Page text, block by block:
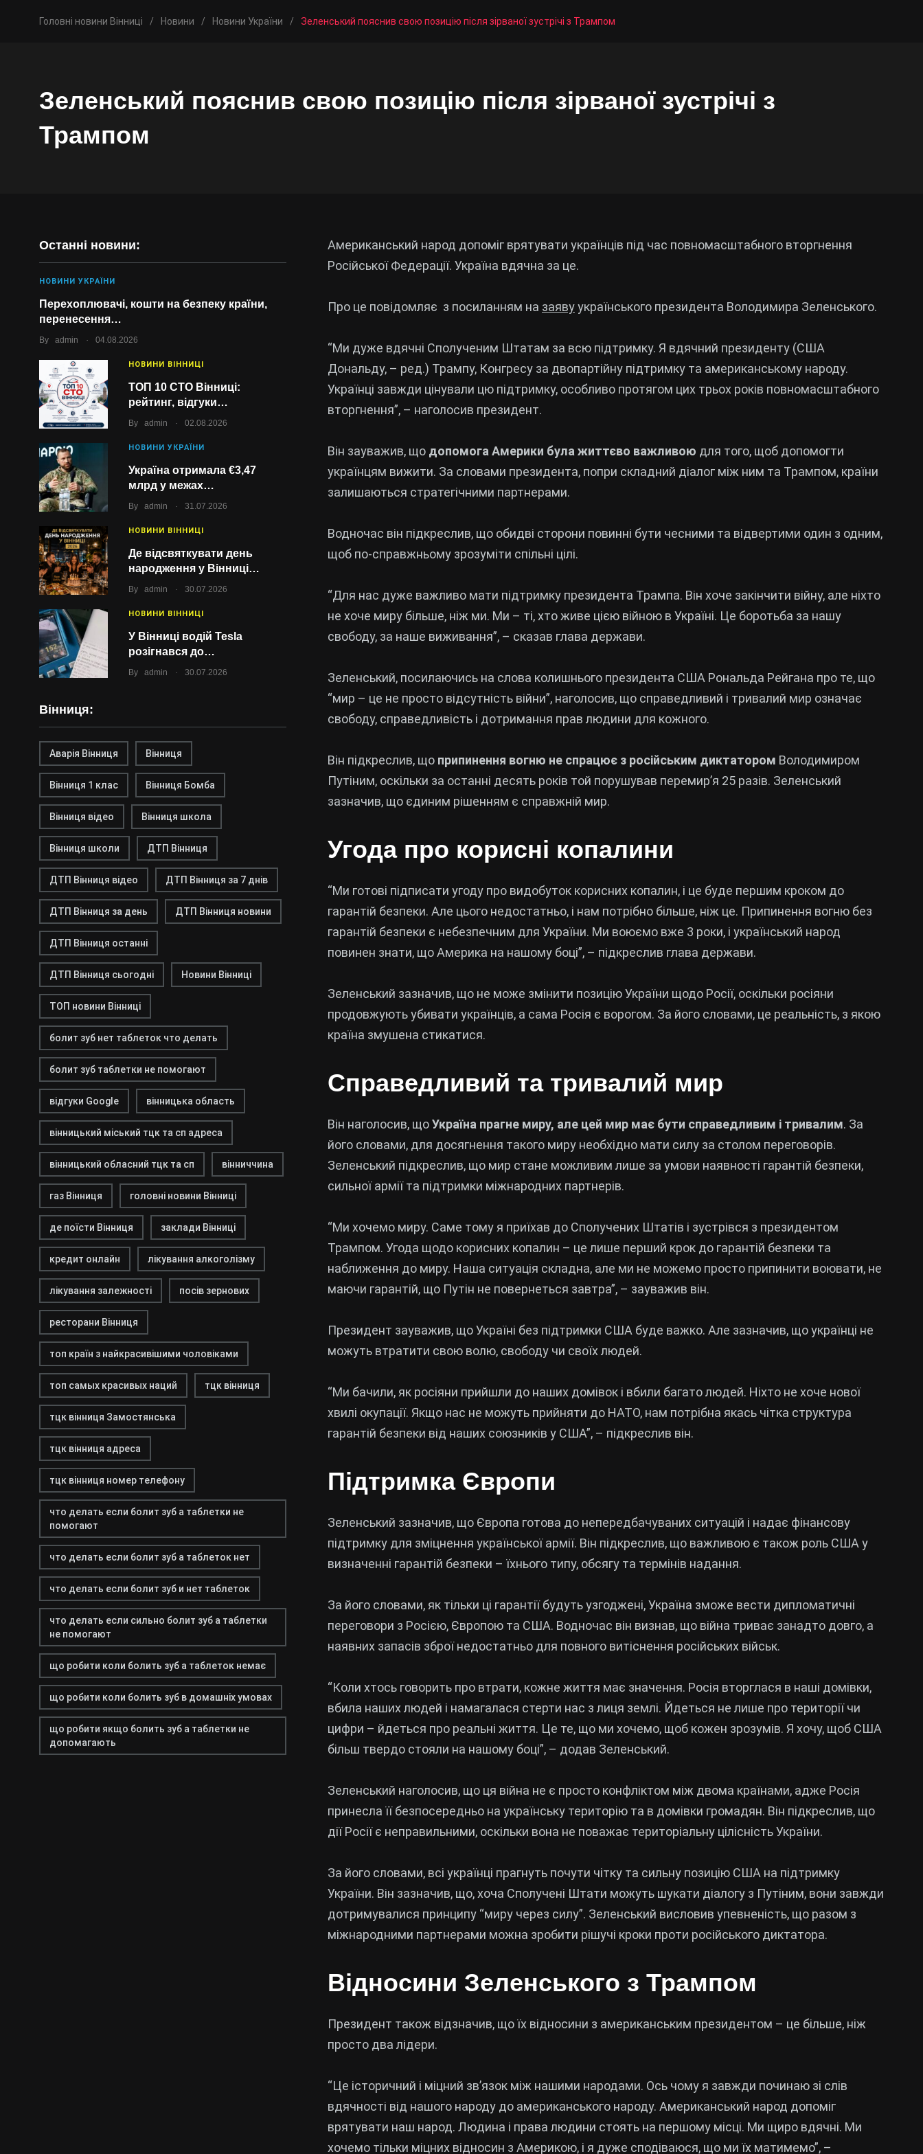
Головні новини Вінниці / Новини / Новини України / Зеленський пояснив свою позицію після зірваної зустрічі з Трампом
Зеленський пояснив свою позицію після зірваної зустрічі з
Трампом
Останні новини:
НОВИНИ УКРАЇНИ
Перехоплювачі, кошти на безпеку країни,
перенесення…
By admin . 04.08.2026
НОВИНИ ВІННИЦІ
ТОП 10 СТО Вінниці:
рейтинг, відгуки…
By admin . 02.08.2026
НОВИНИ УКРАЇНИ
Україна отримала €3,47
млрд у межах…
By admin . 31.07.2026
НОВИНИ ВІННИЦІ
Де відсвяткувати день
народження у Вінниці…
By admin . 30.07.2026
НОВИНИ ВІННИЦІ
У Вінниці водій Tesla
розігнався до…
By admin . 30.07.2026
Вінниця:
Аварія Вінниця Вінниця
Вінниця 1 клас Вінниця Бомба
Вінниця відео Вінниця школа
Вінниця школи ДТП Вінниця
ДТП Вінниця відео ДТП Вінниця за 7 днів
ДТП Вінниця за день ДТП Вінниця новини
ДТП Вінниця останні
ДТП Вінниця сьогодні Новини Вінниці
ТОП новини Вінниці
болит зуб нет таблеток что делать
болит зуб таблетки не помогают
відгуки Google вінницька область
вінницький міський тцк та сп адреса
вінницький обласний тцк та сп вінниччина
газ Вінниця головні новини Вінниці
де поїсти Вінниця заклади Вінниці
кредит онлайн лікування алкоголізму
лікування залежності посів зернових
ресторани Вінниця
топ країн з найкрасивішими чоловіками
топ самых красивых наций тцк вінниця
тцк вінниця Замостянська
тцк вінниця адреса
тцк вінниця номер телефону
что делать если болит зуб а таблетки не
помогают
что делать если болит зуб а таблеток нет
что делать если болит зуб и нет таблеток
что делать если сильно болит зуб а таблетки
не помогают
що робити коли болить зуб а таблеток немає
що робити коли болить зуб в домашніх умовах
що робити якщо болить зуб а таблетки не
допомагають
Американський народ допоміг врятувати українців під час повномасштабного вторгнення
Російської Федерації. Україна вдячна за це.
Про це повідомляє з посиланням на заявуукраїнського президента Володимира Зеленського.
“Ми дуже вдячні Сполученим Штатам за всю підтримку. Я вдячний президенту (США
Дональду, – ред.) Трампу, Конгресу за двопартійну підтримку та американському народу.
Українці завжди цінували цю підтримку, особливо протягом цих трьох років повномасштабного
вторгнення”, – наголосив президент.
Він зауважив, що допомога Америки була життєво важливою для того, щоб допомогти
українцям вижити. За словами президента, попри складний діалог між ним та Трампом, країни
залишаються стратегічними партнерами.
Водночас він підкреслив, що обидві сторони повинні бути чесними та відвертими один з одним,
щоб по-справжньому зрозуміти спільні цілі.
“Для нас дуже важливо мати підтримку президента Трампа. Він хоче закінчити війну, але ніхто
не хоче миру більше, ніж ми. Ми – ті, хто живе цією війною в Україні. Це боротьба за нашу
свободу, за наше виживання”, – сказав глава держави.
Зеленський, посилаючись на слова колишнього президента США Рональда Рейгана про те, що
“мир – це не просто відсутність війни”, наголосив, що справедливий і тривалий мир означає
свободу, справедливість і дотримання прав людини для кожного.
Він підкреслив, що припинення вогню не спрацює з російським диктатором Володимиром
Путіним, оскільки за останні десять років той порушував перемир’я 25 разів. Зеленський
зазначив, що єдиним рішенням є справжній мир.
Угода про корисні копалини
“Ми готові підписати угоду про видобуток корисних копалин, і це буде першим кроком до
гарантій безпеки. Але цього недостатньо, і нам потрібно більше, ніж це. Припинення вогню без
гарантій безпеки є небезпечним для України. Ми воюємо вже 3 роки, і український народ
повинен знати, що Америка на нашому боці”, – підкреслив глава держави.
Зеленський зазначив, що не може змінити позицію України щодо Росії, оскільки росіяни
продовжують убивати українців, а сама Росія є ворогом. За його словами, це реальність, з якою
країна змушена стикатися.
Справедливий та тривалий мир
Він наголосив, щоУкраїна прагне миру, але цей мир має бути справедливим і тривалим. За
його словами, для досягнення такого миру необхідно мати силу за столом переговорів.
Зеленський підкреслив, що мир стане можливим лише за умови наявності гарантій безпеки,
сильної армії та підтримки міжнародних партнерів.
“Ми хочемо миру. Саме тому я приїхав до Сполучених Штатів і зустрівся з президентом
Трампом. Угода щодо корисних копалин – це лише перший крок до гарантій безпеки та
наближення до миру. Наша ситуація складна, але ми не можемо просто припинити воювати, не
маючи гарантій, що Путін не повернеться завтра”, – зауважив він.
Президент зауважив, що Україні без підтримки США буде важко. Але зазначив, що українці не
можуть втратити свою волю, свободу чи своїх людей.
“Ми бачили, як росіяни прийшли до наших домівок і вбили багато людей. Ніхто не хоче нової
хвилі окупації. Якщо нас не можуть прийняти до НАТО, нам потрібна якась чітка структура
гарантій безпеки від наших союзників у США”, – підкреслив він.
Підтримка Європи
Зеленський зазначив, що Європа готова до непередбачуваних ситуацій і надає фінансову
підтримку для зміцнення української армії. Він підкреслив, що важливою є також роль США у
визначенні гарантій безпеки – їхнього типу, обсягу та термінів надання.
За його словами, як тільки ці гарантії будуть узгоджені, Україна зможе вести дипломатичні
переговори з Росією, Європою та США. Водночас він визнав, що війна триває занадто довго, а
наявних запасів зброї недостатньо для повного витіснення російських військ.
“Коли хтось говорить про втрати, кожне життя має значення. Росія вторглася в наші домівки,
вбила наших людей і намагалася стерти нас з лиця землі. Йдеться не лише про території чи
цифри – йдеться про реальні життя. Це те, що ми хочемо, щоб кожен зрозумів. Я хочу, щоб США
більш твердо стояли на нашому боці”, – додав Зеленський.
Зеленський наголосив, що ця війна не є просто конфліктом між двома країнами, адже Росія
принесла її безпосередньо на українську територію та в домівки громадян. Він підкреслив, що
дії Росії є неправильними, оскільки вона не поважає територіальну цілісність України.
За його словами, всі українці прагнуть почути чітку та сильну позицію США на підтримку
України. Він зазначив, що, хоча Сполучені Штати можуть шукати діалогу з Путіним, вони завжди
дотримувалися принципу “миру через силу”. Зеленський висловив упевненість, що разом з
міжнародними партнерами можна зробити рішучі кроки проти російського диктатора.
Відносини Зеленського з Трампом
Президент також відзначив, що їх відносини з американським президентом – це більше, ніж
просто два лідери.
“Це історичний і міцний зв’язок між нашими народами. Ось чому я завжди починаю зі слів
вдячності від нашого народу до американського народу. Американський народ допоміг
врятувати наш народ. Людина і права людини стоять на першому місці. Ми щиро вдячні. Ми
хочемо тільки міцних відносин з Америкою, і я дуже сподіваюся, що ми їх матимемо”, –